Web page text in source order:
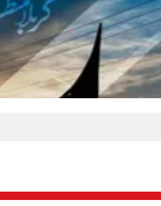
که به دلم ماند